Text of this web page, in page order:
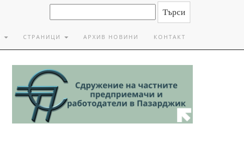
СТРАНИЦИ АРХИВ НОВИНИ КОНТАКТ